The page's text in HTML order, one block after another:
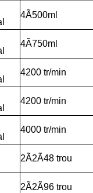
4Ã500ml
4Ã750ml
4200 tr/min
4200 tr/min
4000 tr/min
2Ã2Ã48 trou
2Ã2Ã96 trou